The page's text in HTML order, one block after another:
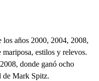
años 2000, 2004, 2008,
estilos y relevos.
donde ganó ocho
de Mark Spitz.